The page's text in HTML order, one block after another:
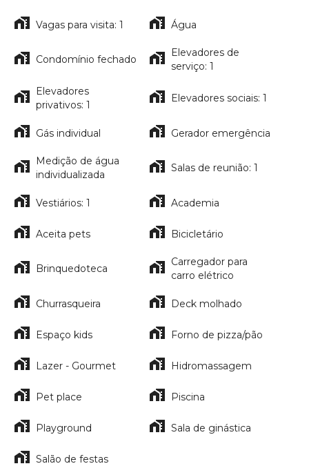
Vagas para visita: 1 Água
Condomínio fechado
Elevadores de
serviço: 1
Elevadores
privativos: 1
Elevadores sociais: 1
Gás individual Gerador emergência
Medição de água
individualizada
Salas de reunião: 1
Vestiários: 1 Academia
Aceita pets Bicicletário
Brinquedoteca
Carregador para
carro elétrico
Churrasqueira Deck molhado
Espaço kids Forno de pizza/pão
Lazer - Gourmet Hidromassagem
Pet place Piscina
Playground Sala de ginástica
Salão de festas